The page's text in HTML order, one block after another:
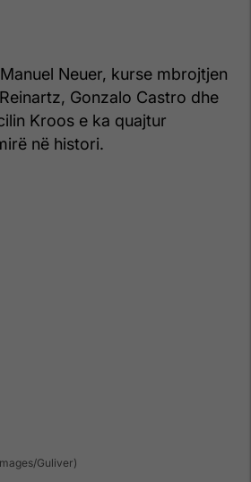
Neuer, kurse mbrojtjen
Gonzalo Castro dhe
Kroos e ka quajtur
në histori.
Guliver)